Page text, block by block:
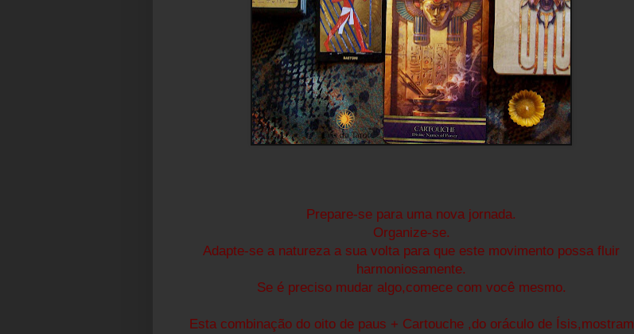
Prepare-se para uma nova jornada.
Organize-se.
Adapte-se a natureza a sua volta para que este movimento possa fluir
harmoniosamente.
Se é preciso mudar algo,comece com você mesmo.
Esta combinação do oito de paus + Cartouche ,do oráculo de Ísis,mostram